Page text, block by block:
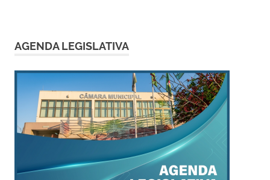
AGENDA LEGISLATIVA